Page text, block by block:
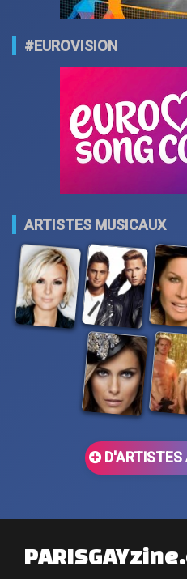
#EUROVISION
ARTISTES MUSICAUX
D'ARTISTES